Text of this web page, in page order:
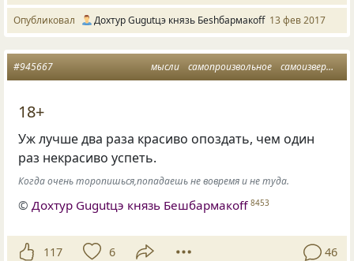
Опубликовал Дохтур Gugutцэ князь Беshбармакоff 13 фев 2017
мысли самопроизвольное самоизвержение
#945667
18+
Уж лучше два раза красиво опоздать, чем один
раз некрасиво успеть.
Когда очень торопишься,попадаешь не вовремя и не туда.
© Дохтур Gugutцэ князь Бешбармакоff 8453
117 6 46